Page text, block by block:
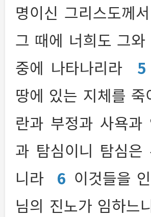
명이신 그리스도께
그 때에 너희도 그
중에 나타나리라
5
땅에 있는 지체를
란과 부정과 사욕과
과 탐심이니 탐심은
니라
6 이것들을
님의 진노가 임하느